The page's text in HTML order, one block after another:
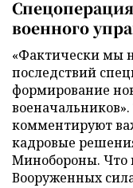
военного
«Фактически мы
последствий
формирование
комментируют
кадровые
Минобороны. Что
Вооруженных